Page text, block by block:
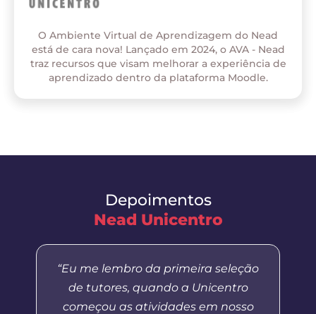
O Ambiente Virtual de Aprendizagem do Nead
está de cara nova! Lançado em 2024, o AVA - Nead
traz recursos que visam melhorar a experiência de
aprendizado dentro da plataforma Moodle.
Depoimentos
Nead Unicentro
“Eu me lembro da primeira seleção
de tutores, quando a Unicentro
começou as atividades em nosso